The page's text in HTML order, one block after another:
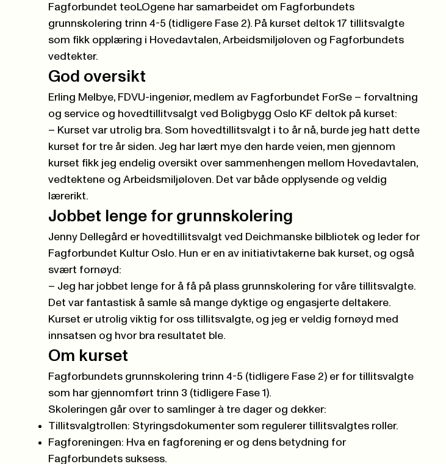
Fagforbundet teoLOgene har samarbeidet om Fagforbundets
grunnskolering trinn 4-5 (tidligere Fase 2). På kurset deltok 17 tillitsvalgte
som fikk opplæring i Hovedavtalen, Arbeidsmiljøloven og Fagforbundets
vedtekter.
God oversikt
Erling Melbye, FDVU-ingeniør, medlem av Fagforbundet ForSe – forvaltning
og service og hovedtillitvsalgt ved Boligbygg Oslo KF deltok på kurset:
– Kurset var utrolig bra. Som hovedtillitsvalgt i to år nå, burde jeg hatt dette
kurset for tre år siden. Jeg har lært mye den harde veien, men gjennom
kurset fikk jeg endelig oversikt over sammenhengen mellom Hovedavtalen,
vedtektene og Arbeidsmiljøloven. Det var både opplysende og veldig
lærerikt.
Jobbet lenge for grunnskolering
Jenny Dellegård er hovedtillitsvalgt ved Deichmanske bilbliotek og leder for
Fagforbundet Kultur Oslo. Hun er en av initiativtakerne bak kurset, og også
svært fornøyd:
– Jeg har jobbet lenge for å få på plass grunnskolering for våre tillitsvalgte.
Det var fantastisk å samle så mange dyktige og engasjerte deltakere.
Kurset er utrolig viktig for oss tillitsvalgte, og jeg er veldig fornøyd med
innsatsen og hvor bra resultatet ble.
Om kurset
Fagforbundets grunnskolering trinn 4-5 (tidligere Fase 2) er for tillitsvalgte
som har gjennomført trinn 3 (tidligere Fase 1).
Skoleringen går over to samlinger à tre dager og dekker:
Tillitsvalgtrollen: Styringsdokumenter som regulerer tillitsvalgtes roller.
Fagforeningen: Hva en fagforening er og dens betydning for
Fagforbundets suksess.